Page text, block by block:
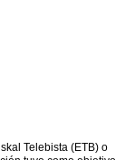
Telebista (ETB) o